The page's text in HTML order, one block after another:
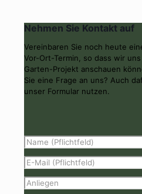
Nehmen Sie Kontakt auf
Vereinbaren Sie noch heute
Vor-Ort-Termin, so dass wir
Garten-Projekt anschauen
Sie eine Frage an uns? Auch
unser Formular nutzen.